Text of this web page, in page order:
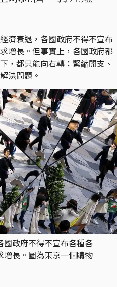
濟衰退，各國政府不得不宣布
增長。但事實上，各國政府都
，都只能向右轉：緊縮開支、
決問題。
國政府不得不宣布各種各
長。圖為東京一個購物